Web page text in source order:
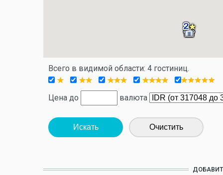
Всего в видимой области: 4 гостиниц.
Цена до валюта
Искать Очистить